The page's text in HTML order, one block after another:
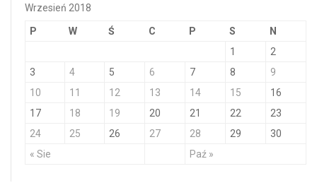
Wrzesień 2018
P W Ś C P S N
« Sie Paź »
1
2
3
4 5 6 7 8
9
10
11 12 13 14 15
16
17
18 19 20 21 22
23
24
25 26 27 28 29 30